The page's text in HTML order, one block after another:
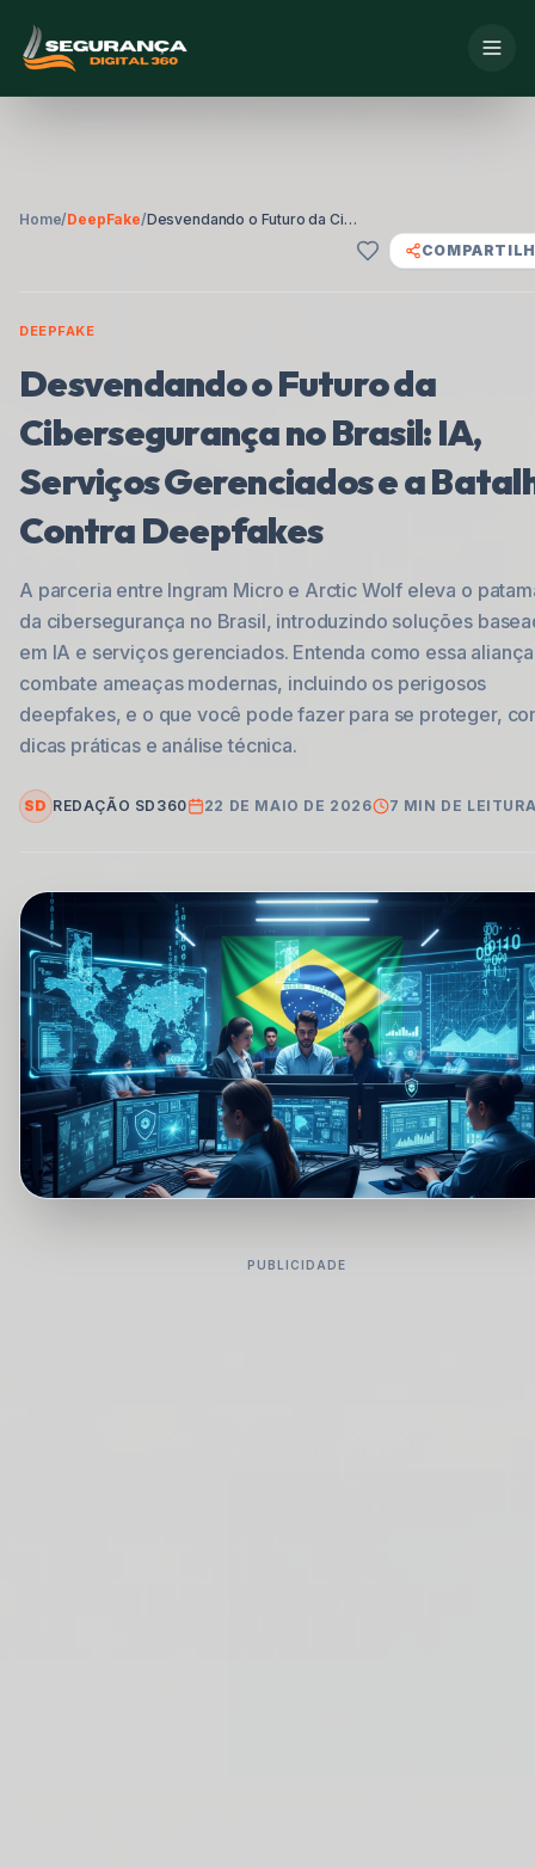
Home/DeepFake/
Desvendando o Futuro da Cibersegurança no Brasil: IA, Serviços Gerenciados e a Batalha Contra Deepfakes
DEEPFAKE
Desvendando o Futuro da
Cibersegurança no Brasil: IA,
Serviços Gerenciados e a
Contra Deepfakes
A parceria entre Ingram Micro e Arctic Wolf eleva o
da cibersegurança no Brasil, introduzindo soluções
em IA e serviços gerenciados. Entenda como essa aliança
combate ameaças modernas, incluindo os perigosos
deepfakes, e o que você pode fazer para se proteger,
dicas práticas e análise técnica.
SD REDAÇÃO SD360 22 DE MAIO DE 2026 7 MIN DE
PUBLICIDADE